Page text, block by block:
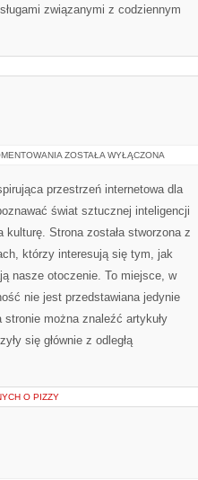
związanymi z codziennym
HACK
ZOSTAŁA WYŁĄCZONA
przestrzeń internetowa dla
świat sztucznej inteligencji
kulturę. Strona została stworzona z
którzy interesują się tym, jak
nasze otoczenie. To miejsce, w
nie jest przedstawiana jedynie
można znaleźć artykuły
się głównie z odległą
O PIZZY